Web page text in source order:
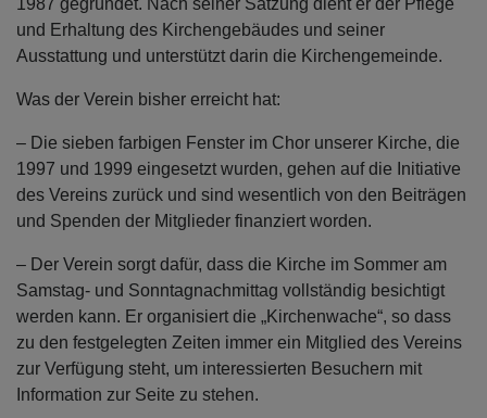
1987 gegründet. Nach seiner Satzung dient er der Pflege
und Erhaltung des Kirchengebäudes und seiner
Ausstattung und unterstützt darin die Kirchengemeinde.
Was der Verein bisher erreicht hat:
– Die sieben farbigen Fenster im Chor unserer Kirche, die
1997 und 1999 eingesetzt wurden, gehen auf die Initiative
des Vereins zurück und sind wesentlich von den Beiträgen
und Spenden der Mitglieder finanziert worden.
– Der Verein sorgt dafür, dass die Kirche im Sommer am
Samstag- und Sonntagnachmittag vollständig besichtigt
werden kann. Er organisiert die „Kirchenwache“, so dass
zu den festgelegten Zeiten immer ein Mitglied des Vereins
zur Verfügung steht, um interessierten Besuchern mit
Information zur Seite zu stehen.